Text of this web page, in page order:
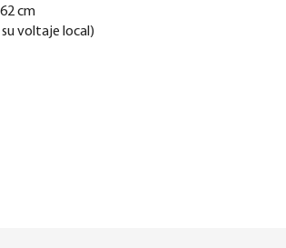
cm
su voltaje local)